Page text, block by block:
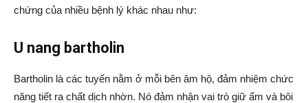
chứng của nhiều bệnh lý khác nhau như:
U nang bartholin
Bartholin là các tuyến nằm ở mỗi bên âm hộ, đảm nhiệm chức
năng tiết ra chất dịch nhờn. Nó đảm nhận vai trò giữ ẩm và bôi